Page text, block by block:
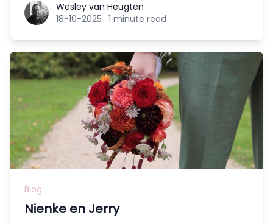
Wesley van Heugten
Wesley van Heugten
18-10-2025 · 1 minute read
Blog
Nienke en Jerry